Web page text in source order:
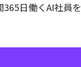
日働くAI社員